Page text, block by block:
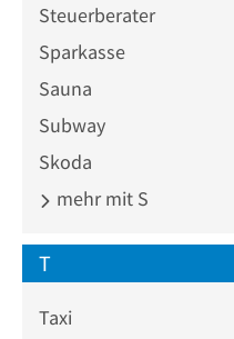
Steuerberater
Sparkasse
Sauna
Subway
Skoda
mehr mit S
T
Taxi